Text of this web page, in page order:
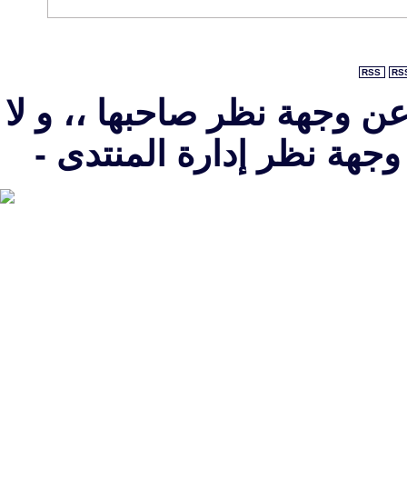
RSS
وجهة نظر صاحبها ،، و لا
نظر إدارة المنتدى -